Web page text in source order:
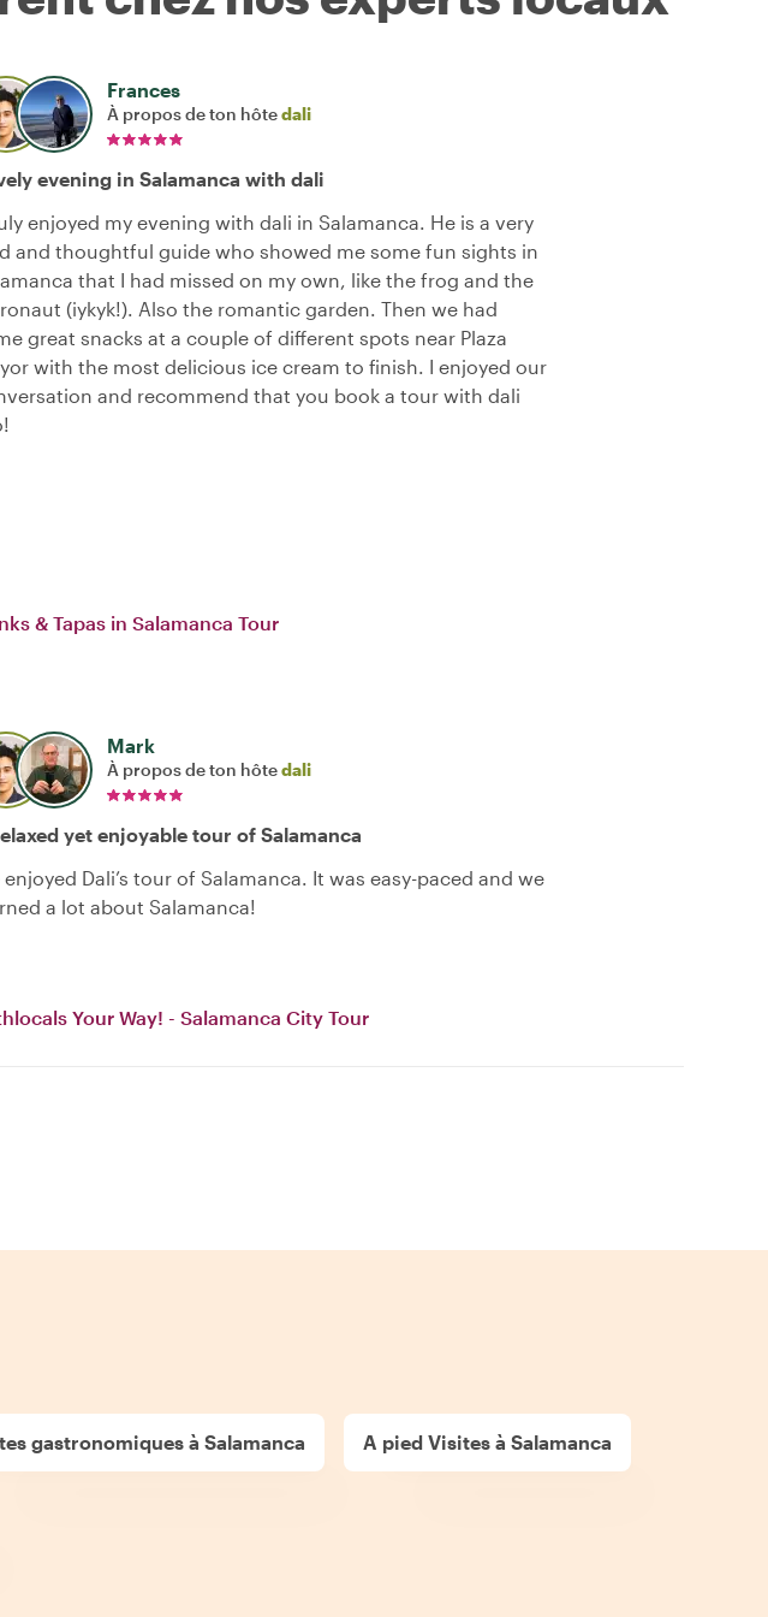
Frances
À propos de ton hôtedali
evening in Salamanca with dali
enjoyed my evening with dali in Salamanca. He is a very
and thoughtful guide who showed me some fun sights in
that I had missed on my own, like the frog and the
(iykyk!). Also the romantic garden. Then we had
great snacks at a couple of different spots near Plaza
with the most delicious ice cream to finish. I enjoyed our
and recommend that you book a tour with dali
& Tapas in Salamanca Tour
Mark
À propos de ton hôtedali
yet enjoyable tour of Salamanca
enjoyed Dali’s tour of Salamanca. It was easy-paced and we
a lot about Salamanca!
Your Way! - Salamanca City Tour
gastronomiques à Salamanca A pied Visites à Salamanca